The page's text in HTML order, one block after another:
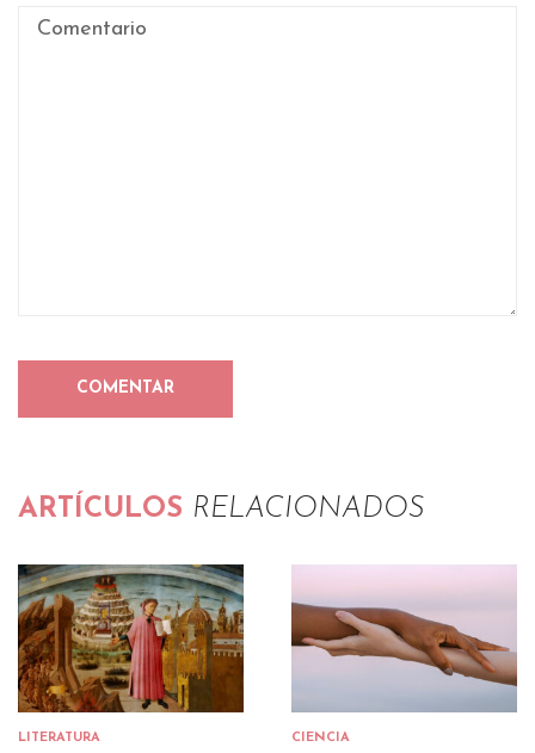
ARTÍCULOS RELACIONADOS
LITERATURA CIENCIA